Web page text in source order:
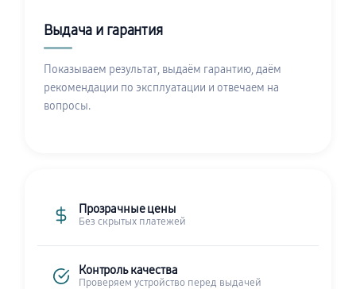
Выдача и гарантия
Показываем результат, выдаём гарантию, даём
рекомендации по эксплуатации и отвечаем на
вопросы.
Прозрачные цены
Без скрытых платежей
Контроль качества
Проверяем устройство перед выдачей